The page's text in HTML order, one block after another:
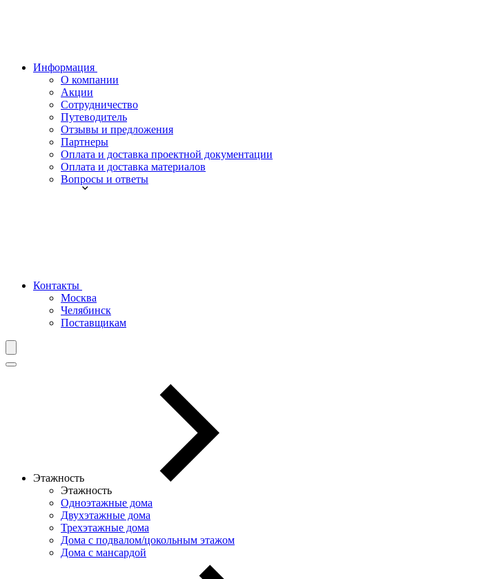
Информация
О компании
Акции
Сотрудничество
Путеводитель
Отзывы и предложения
Партнеры
Оплата и доставка проектной документации
Оплата и доставка материалов
Вопросы и ответы
Контакты
Москва
Челябинск
Поставщикам
Этажность
Этажность
Одноэтажные дома
Двухэтажные дома
Трехэтажные дома
Дома с подвалом/цокольным этажом
Дома с мансардой